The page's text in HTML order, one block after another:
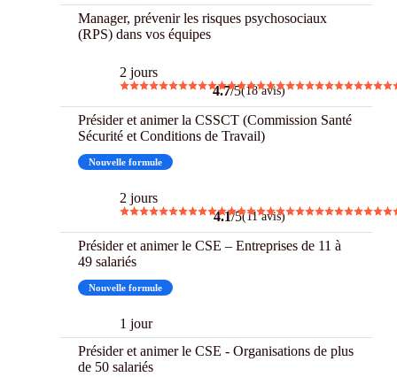
Manager, prévenir les risques psychosociaux
(RPS) dans vos équipes
2 jours
4.7/5(18 avis)
Présider et animer la CSSCT (Commission Santé
Sécurité et Conditions de Travail)
Nouvelle formule
2 jours
4.1/5(11 avis)
Présider et animer le CSE – Entreprises de 11 à
49 salariés
Nouvelle formule
1 jour
Présider et animer le CSE - Organisations de plus
de 50 salariés